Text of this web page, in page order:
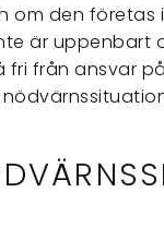
om den företas
är uppenbart
fri från ansvar